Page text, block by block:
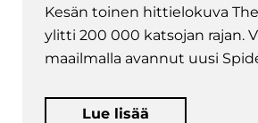
Kesän toinen hittielokuva
ylitti 200 000 katsojan rajan.
maailmalla avannut uusi
Lue lisää